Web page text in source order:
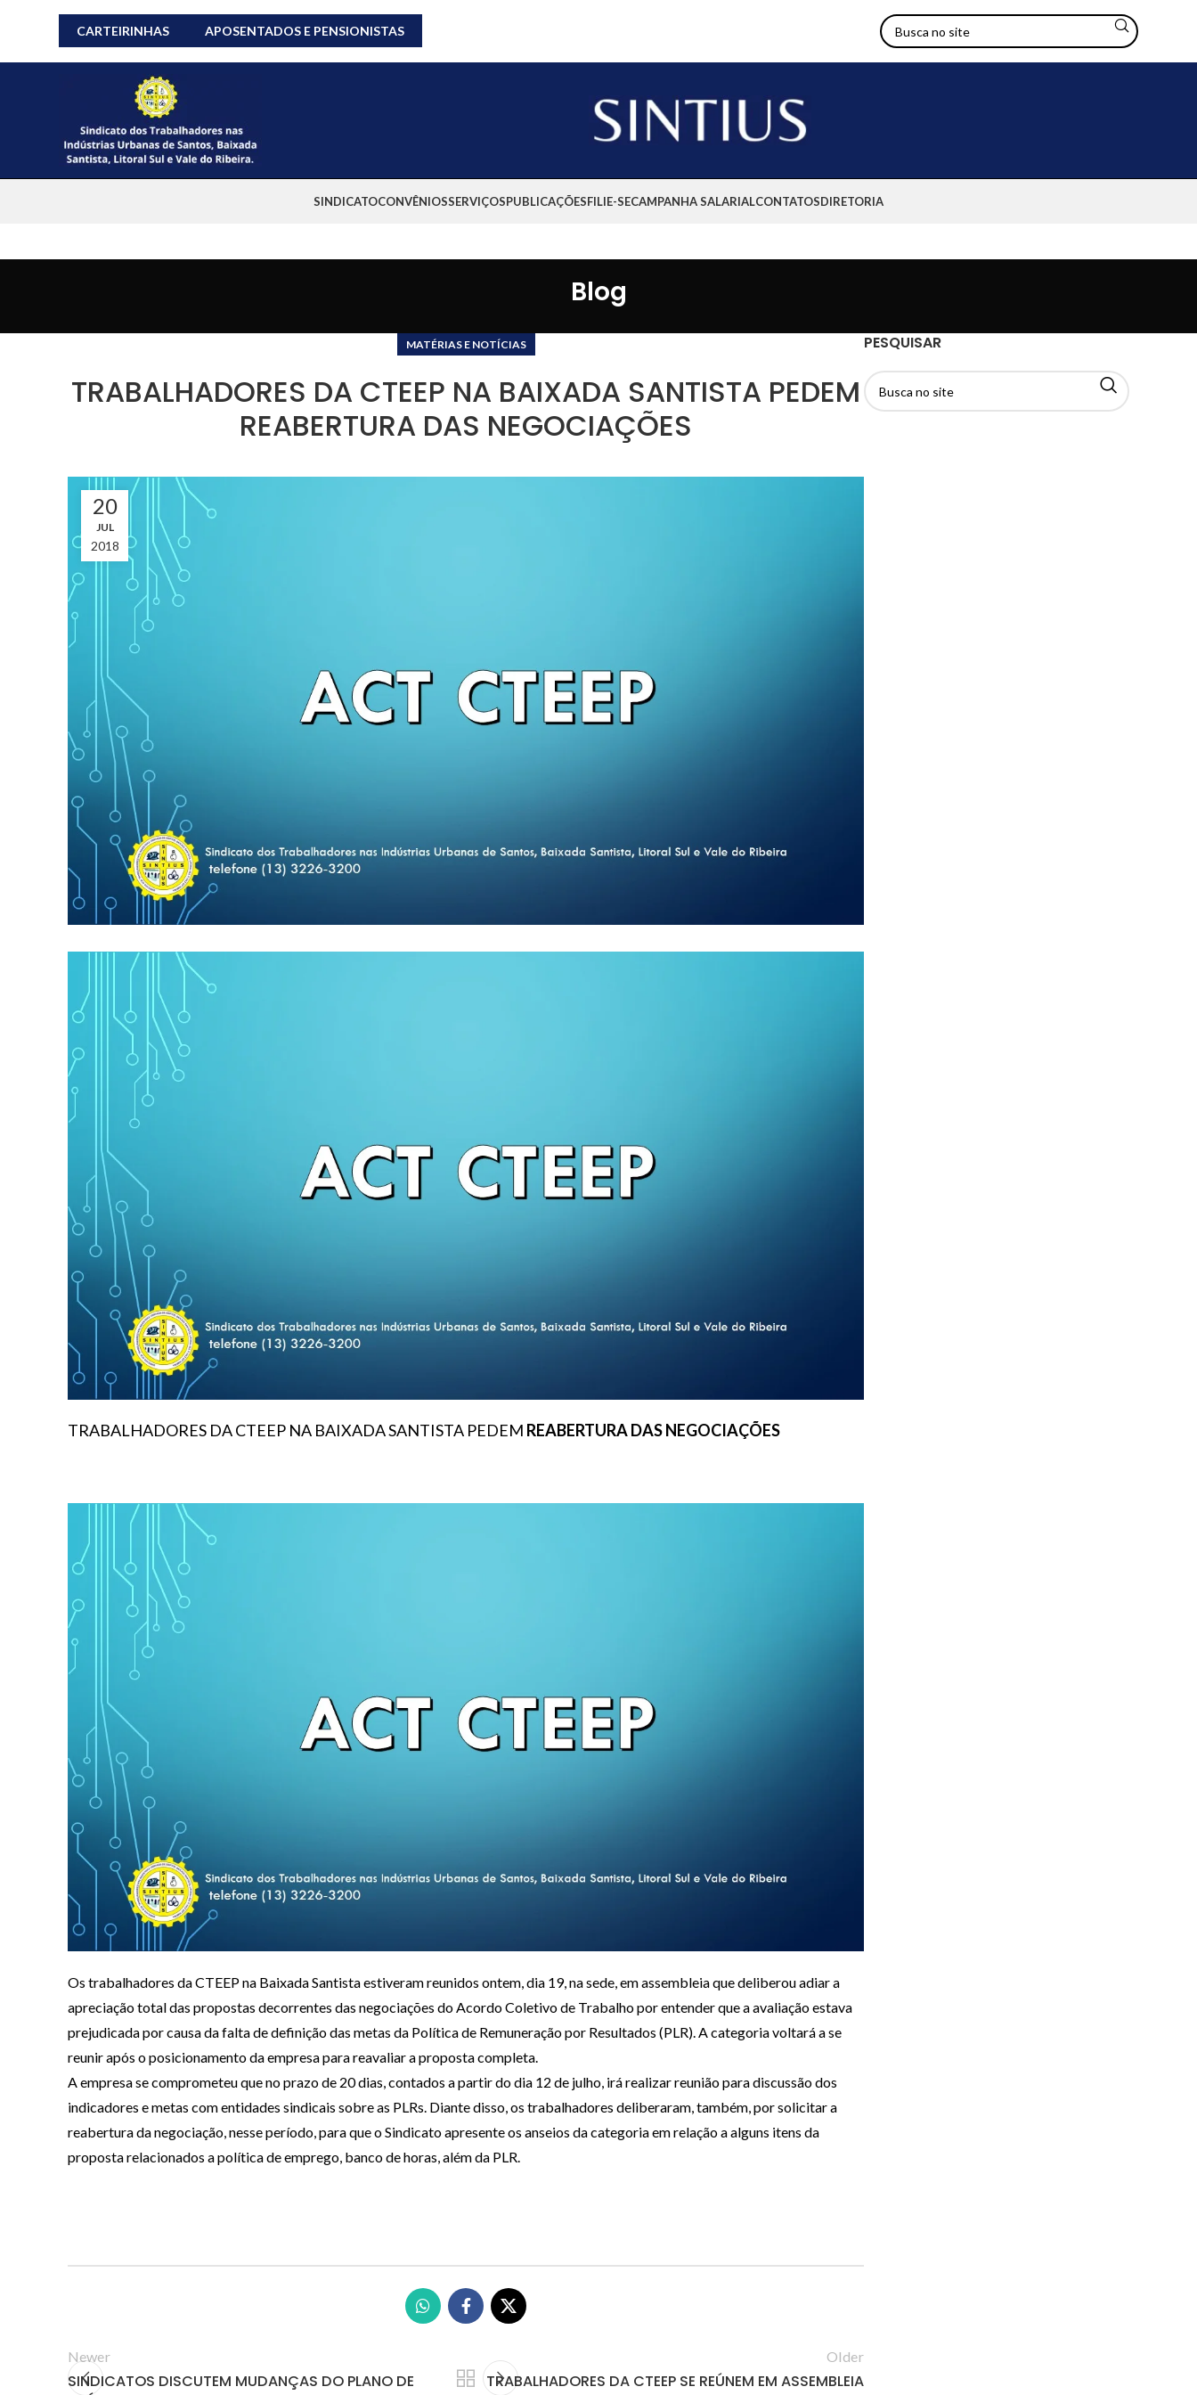
CARTEIRINHAS APOSENTADOS E PENSIONISTAS
SINDICATOCONVÊNIOSSERVIÇOSPUBLICAÇÕESFILIE-SECAMPANHA SALARIALCONTATOSDIRETORIA
Blog
MATÉRIAS E NOTÍCIAS
TRABALHADORES DA CTEEP NA BAIXADA SANTISTA PEDEM
REABERTURA DAS NEGOCIAÇÕES
20
JUL
2018
TRABALHADORES DA CTEEP NA BAIXADA SANTISTA PEDEM REABERTURA DAS NEGOCIAÇÕES
Os trabalhadores da CTEEP na Baixada Santista estiveram reunidos ontem, dia 19, na sede, em assembleia que deliberou adiar a
apreciação total das propostas decorrentes das negociações do Acordo Coletivo de Trabalho por entender que a avaliação estava
prejudicada por causa da falta de definição das metas da Política de Remuneração por Resultados (PLR). A categoria voltará a se
reunir após o posicionamento da empresa para reavaliar a proposta completa.
A empresa se comprometeu que no prazo de 20 dias, contados a partir do dia 12 de julho, irá realizar reunião para discussão dos
indicadores e metas com entidades sindicais sobre as PLRs. Diante disso, os trabalhadores deliberaram, também, por solicitar a
reabertura da negociação, nesse período, para que o Sindicato apresente os anseios da categoria em relação a alguns itens da
proposta relacionados a política de emprego, banco de horas, além da PLR.
Newer
SINDICATOS DISCUTEM MUDANÇAS DO PLANO DE
Older
TRABALHADORES DA CTEEP SE REÚNEM EM ASSEMBLEIA
PESQUISAR